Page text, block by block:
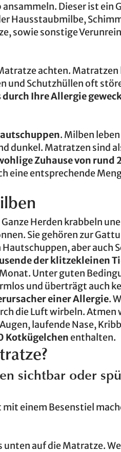
ansammeln. Dieser ist ein
Hausstaubmilbe,
sowie sonstige
achten. Matratzen
und Schutzhüllen oft
durch Ihre Allergie
. Milben
dunkel. Matratzen sind
Zuhause von rund
eine entsprechende
Herden krabbeln
Sie gehören zur
aber auch
der klitzekleinen
Unter guten
und überträgt auch
einer Allergie.
die Luft wirbeln. Atmen
laufende Nase,
Kotkügelchen enthalten.
sichtbar oder
mit einem Besenstiel
unten auf die Matratze.